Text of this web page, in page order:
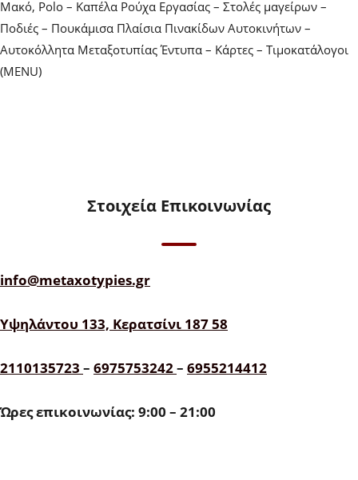
Μακό, Polo – Καπέλα Ρούχα Εργασίας – Στολές μαγείρων –
Ποδιές – Πουκάμισα Πλαίσια Πινακίδων Αυτοκινήτων –
Αυτοκόλλητα Μεταξοτυπίας Έντυπα – Κάρτες – Τιμοκατάλογοι
(MENU)
Στοιχεία Επικοινωνίας
info@metaxotypies.gr
Υψηλάντου 133, Κερατσίνι 187 58
2110135723 – 6975753242– 6955214412
Ώρες επικοινωνίας: 9:00 – 21:00